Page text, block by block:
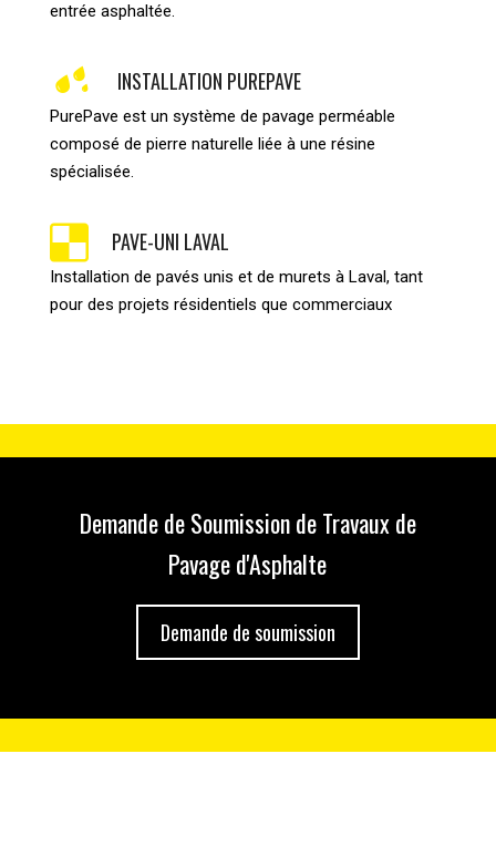
entrée asphaltée.
INSTALLATION PUREPAVE
PurePave est un système de pavage perméable
composé de pierre naturelle liée à une résine
spécialisée.
PAVE-UNI LAVAL
Installation de pavés unis et de murets à Laval, tant
pour des projets résidentiels que commerciaux
Demande de Soumission de Travaux de
Pavage d'Asphalte
Demande de soumission